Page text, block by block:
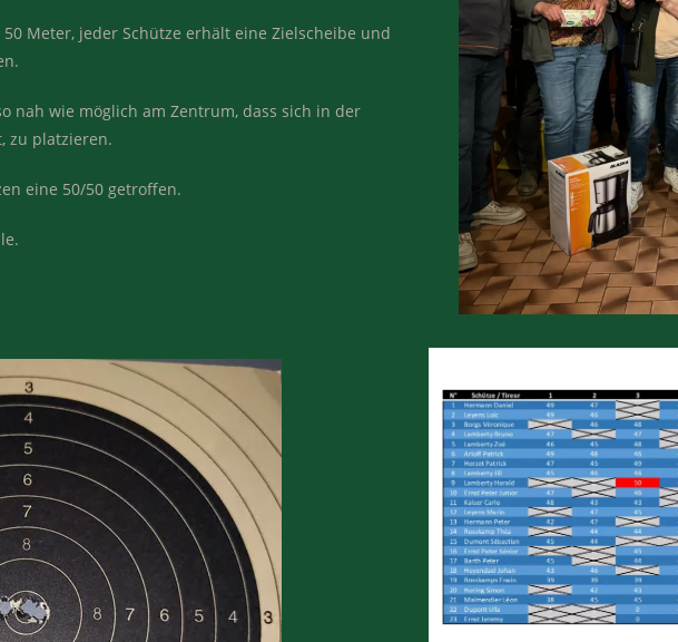
Meter, jeder Schütze erhält eine Zielscheibe und
nah wie möglich am Zentrum, dass sich in der
zu platzieren.
eine 50/50 getroffen.